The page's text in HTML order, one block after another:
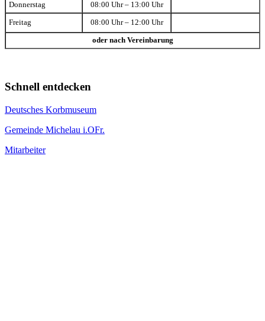
Donnerstag 08:00 Uhr – 13:00 Uhr
Freitag 08:00 Uhr – 12:00 Uhr
oder nach Vereinbarung
Schnell entdecken
Deutsches Korbmuseum
Gemeinde Michelau i.OFr.
Mitarbeiter